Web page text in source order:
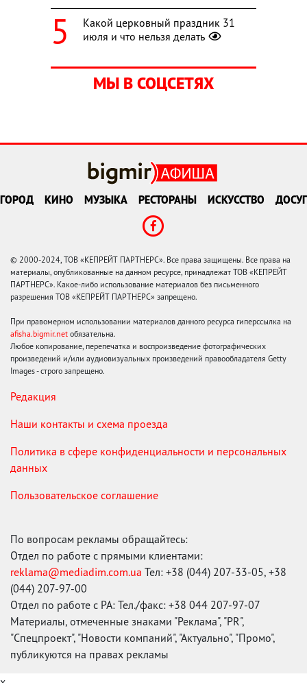
Какой церковный праздник 31
июля и что нельзя делать
МЫ В СОЦСЕТЯХ
ГОРОД КИНО МУЗЫКА РЕСТОРАНЫ ИСКУССТВО ДОСУГ
© 2000-2024, ТОВ «КЕПРЕЙТ ПАРТНЕРС». Все права защищены. Все права на
материалы, опубликованные на данном ресурсе, принадлежат ТОВ «КЕПРЕЙТ
ПАРТНЕРС». Какое-либо использование материалов без письменного
разрешения ТОВ «КЕПРЕЙТ ПАРТНЕРС» запрещено.
При правомерном использовании материалов данного ресурса гиперссылка на
afisha.bigmir.net обязательна.
Любое копирование, перепечатка и воспроизведение фотографических
произведений и/или аудиовизуальных произведений правообладателя Getty
Images - строго запрещено.
Редакция
Наши контакты и схема проезда
Политика в сфере конфиденциальности и персональных
данных
Пользовательское соглашение
По вопросам рекламы обращайтесь:
Отдел по работе с прямыми клиентами:
reklama@mediadim.com.ua Тел: +38 (044) 207-33-05, +38
(044) 207-97-00
Отдел по работе с РА: Тел./факс: +38 044 207-97-07
Материалы, отмеченные знаками "Реклама", "PR",
"Спецпроект", "Новости компаний", "Актуально", "Промо",
публикуются на правах рекламы